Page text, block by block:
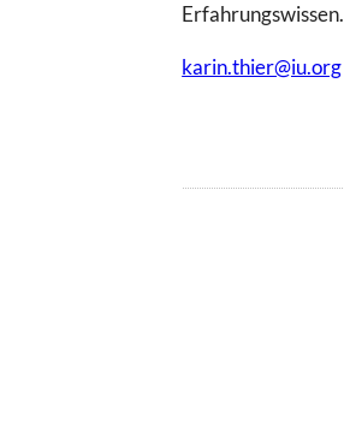
Erfahrungswissen.
karin.thier@iu.org